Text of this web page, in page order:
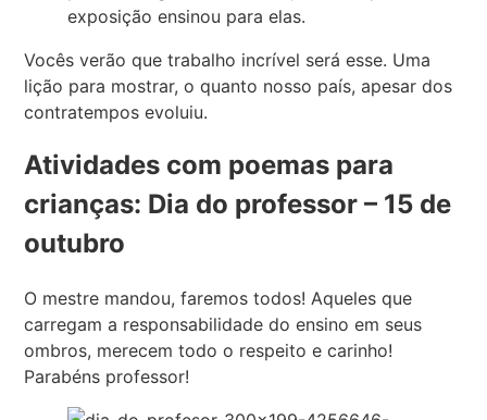
exposição ensinou para elas.
Vocês verão que trabalho incrível será esse. Uma
lição para mostrar, o quanto nosso país, apesar dos
contratempos evoluiu.
Atividades com poemas para
crianças: Dia do professor – 15 de
outubro
O mestre mandou, faremos todos! Aqueles que
carregam a responsabilidade do ensino em seus
ombros, merecem todo o respeito e carinho!
Parabéns professor!